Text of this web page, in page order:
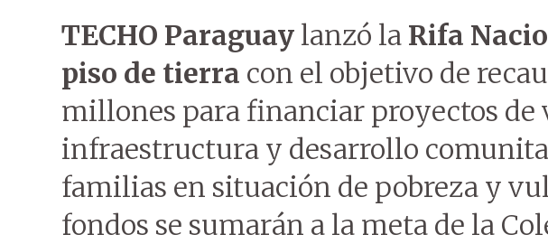
TECHO Paraguay lanzó la Rifa
piso de tierra con el objetivo de
millones para financiar proyectos de
infraestructura y desarrollo
familias en situación de pobreza y
fondos se sumarán a la meta de la